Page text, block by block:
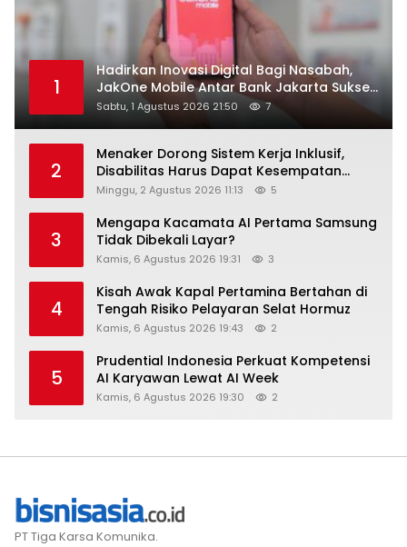
1
Hadirkan Inovasi Digital Bagi Nasabah,
JakOne Mobile Antar Bank Jakarta Sukses
Raih Digital Excellence Awards 2026
Sabtu, 1 Agustus 2026 21:50 7
2
Menaker Dorong Sistem Kerja Inklusif,
Disabilitas Harus Dapat Kesempatan
Setara
Minggu, 2 Agustus 2026 11:13 5
3
Mengapa Kacamata AI Pertama Samsung
Tidak Dibekali Layar?
Kamis, 6 Agustus 2026 19:31 3
4
Kisah Awak Kapal Pertamina Bertahan di
Tengah Risiko Pelayaran Selat Hormuz
Kamis, 6 Agustus 2026 19:43 2
5
Prudential Indonesia Perkuat Kompetensi
AI Karyawan Lewat AI Week
Kamis, 6 Agustus 2026 19:30 2
PT Tiga Karsa Komunika.